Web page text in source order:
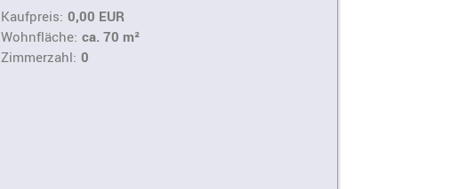
Kaufpreis: 0,00 EUR
Wohnfläche: ca. 70 m²
Zimmerzahl: 0